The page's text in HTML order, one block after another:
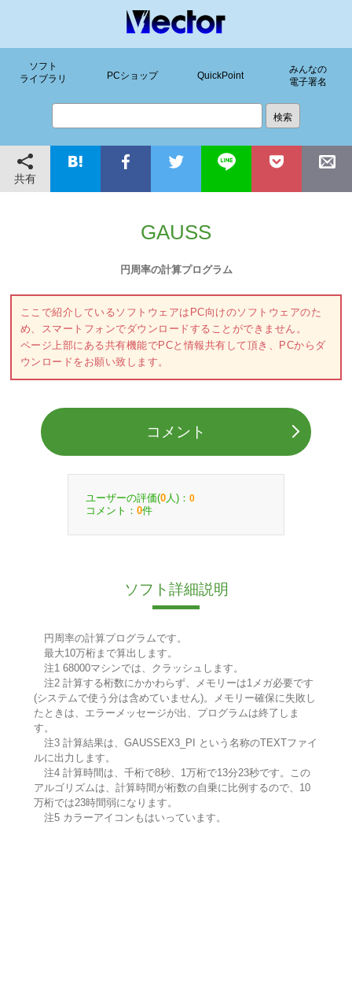
ソフト
ライブラリ
PCショップ QuickPoint
みんなの
電子署名
共有
GAUSS
円周率の計算プログラム
ここで紹介しているソフトウェアはPC向けのソフトウェアのた
め、スマートフォンでダウンロードすることができません。
ページ上部にある共有機能でPCと情報共有して頂き、PCからダ
ウンロードをお願い致します。
コメント
ユーザーの評価(0 人)： 0
コメント： 0件
ソフト詳細説明
円周率の計算プログラムです。
最大10万桁まで算出します。
注1 68000マシンでは、クラッシュします。
注2 計算する桁数にかかわらず、メモリーは1メガ必要です
(システムで使う分は含めていません)。メモリー確保に失敗し
たときは、エラーメッセージが出、プログラムは終了しま
す。
注3 計算結果は、GAUSSEX3_PI という名称のTEXTファイ
ルに出力します。
注4 計算時間は、千桁で8秒、1万桁で13分23秒です。この
アルゴリズムは、計算時間が桁数の自乗に比例するので、10
万桁では23時間弱になります。
注5 カラーアイコンもはいっています。